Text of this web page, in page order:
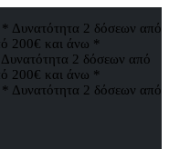
Δυνατότητα 2 δόσεων από
200€ και άνω *
Δυνατότητα 2 δόσεων από
200€ και άνω *
Δυνατότητα 2 δόσεων από